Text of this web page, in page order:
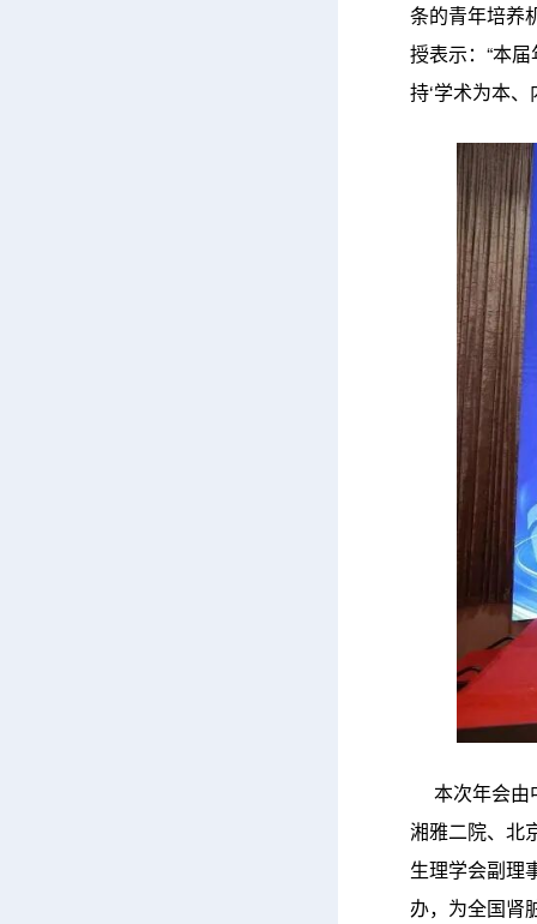
条的青年培养
授表示：“本
持‘学术为本
本次年会由
湘雅二院、北
生理学会副理
办，为全国肾